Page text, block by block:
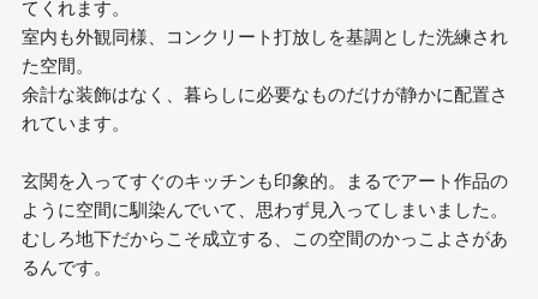
てくれます。
室内も外観同様、コンクリート打放しを基調とした洗練され
た空間。
余計な装飾はなく、暮らしに必要なものだけが静かに配置さ
れています。
玄関を入ってすぐのキッチンも印象的。まるでアート作品の
ように空間に馴染んでいて、思わず見入ってしまいました。
むしろ地下だからこそ成立する、この空間のかっこよさがあ
るんです。